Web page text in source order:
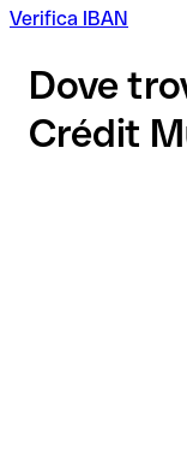
Verifica IBAN
Dove
Crédit